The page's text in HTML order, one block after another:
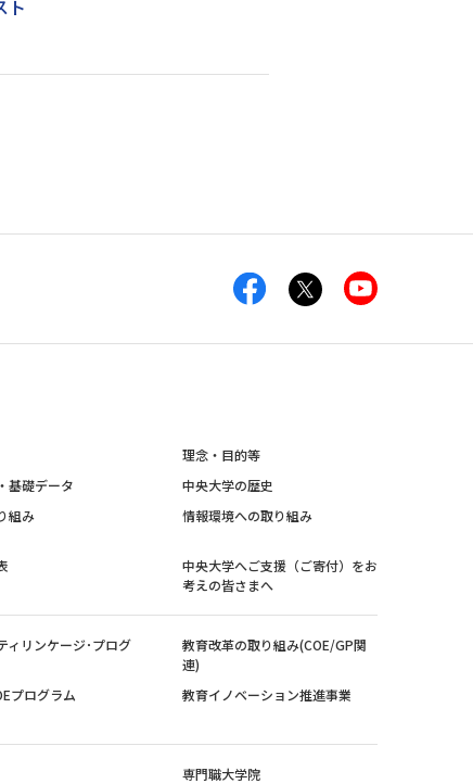
ト
理念・目的等
基礎データ
中央大学の歴史
組み 情報環境への取り組み
中央大学へご支援（ご寄付）をお
考えの皆さまへ
ィリンケージ･プログ
教育改革の取り組み(COE/GP関
連)
プログラム 教育イノベーション推進事業
専門職大学院